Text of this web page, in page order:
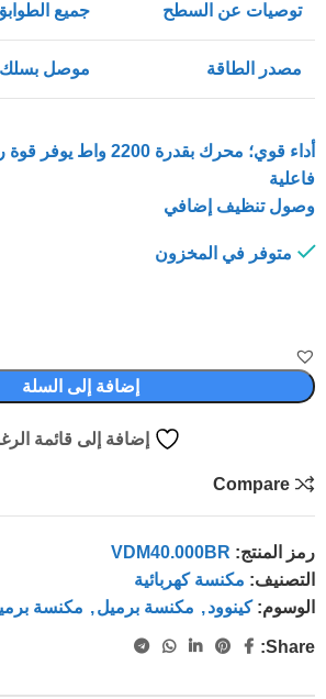
توصيات عن السطح جميع
مصدر الطاقة موصل بسلك
أداء قوي؛ محرك بقدرة 2200
فاعلية
وصول تنظيف إضافي
متوفر في المخزون
إضافة إلى السلة
إضافة إلى قائمة
Compare
رمز المنتج: VDM40.000BR
التصنيف: مكنسة كهربائية
الوسوم: كينوود, مكنسة برميل, مكنسة
Share: